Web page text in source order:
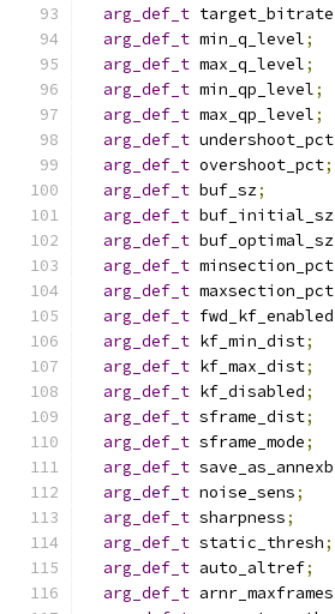
arg_def_t target_bitrate
arg_def_t min_q_level;
arg_def_t max_q_level;
arg_def_t min_qp_level;
arg_def_t max_qp_level;
arg_def_t undershoot_pct
arg_def_t overshoot_pct;
arg_def_t buf_sz;
arg_def_t buf_initial_sz
arg_def_t buf_optimal_sz
arg_def_t minsection_pct
arg_def_t maxsection_pct
arg_def_t fwd_kf_enabled
arg_def_t kf_min_dist;
arg_def_t kf_max_dist;
arg_def_t kf_disabled;
arg_def_t sframe_dist;
arg_def_t sframe_mode;
arg_def_t save_as_annexb
arg_def_t noise_sens;
arg_def_t sharpness;
arg_def_t static_thresh;
arg_def_t auto_altref;
arg_def_t arnr_maxframes